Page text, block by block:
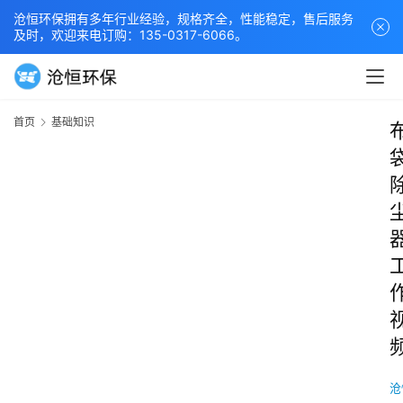
沧恒环保拥有多年行业经验，规格齐全，性能稳定，售后服务
及时，欢迎来电订购：135-0317-6066。
首页 基础知识